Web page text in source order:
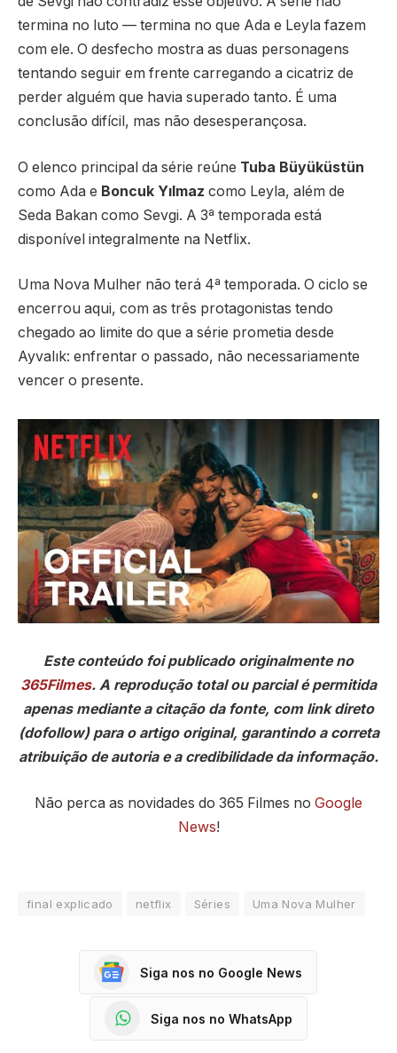
termina no luto — termina no que Ada e Leyla fazem
com ele. O desfecho mostra as duas personagens
tentando seguir em frente carregando a cicatriz de
perder alguém que havia superado tanto. É uma
conclusão difícil, mas não desesperançosa.
O elenco principal da série reúne Tuba Büyüküstün
como Ada e Boncuk Yılmaz como Leyla, além de
Seda Bakan como Sevgi. A 3ª temporada está
disponível integralmente na Netflix.
Uma Nova Mulher não terá 4ª temporada. O ciclo se
encerrou aqui, com as três protagonistas tendo
chegado ao limite do que a série prometia desde
Ayvalık: enfrentar o passado, não necessariamente
vencer o presente.
Este conteúdo foi publicado originalmente no
365Filmes. A reprodução total ou parcial é permitida
apenas mediante a citação da fonte, com link direto
(dofollow) para o artigo original, garantindo a correta
atribuição de autoria e a credibilidade da informação.
Não perca as novidades do 365 Filmes no Google
News!
final explicado netflix Séries Uma Nova Mulher
Siga nos no Google News
Siga nos no WhatsApp